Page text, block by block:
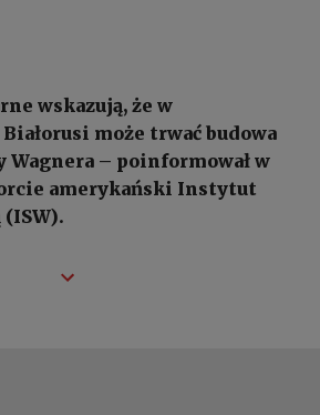
wskazują, że w
może trwać budowa
Wagnera – poinformował w
amerykański Instytut
(ISW).